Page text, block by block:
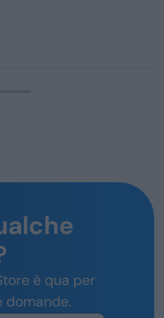
è qua per
domande.